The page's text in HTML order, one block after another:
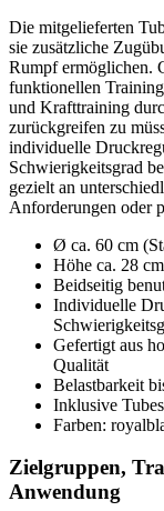
Die mitgelieferten
sie zusätzliche
Rumpf ermöglichen.
funktionellen
und Krafttraining
zurückgreifen zu
individuelle
Schwierigkeitsgrad
gezielt an
Anforderungen oder
Ø ca. 60 cm
Höhe ca. 28 cm
Beidseitig
Individuelle
Gefertigt aus
Qualität
Belastbarkeit
Inklusive
Farben:
Zielgruppen,
Anwendung